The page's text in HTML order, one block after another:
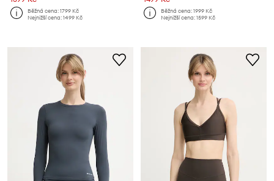
Běžná cena:1799 Kč
Nejnižší cena:1499 Kč
Běžná cena:1999 Kč
Nejnižší cena:1599 Kč